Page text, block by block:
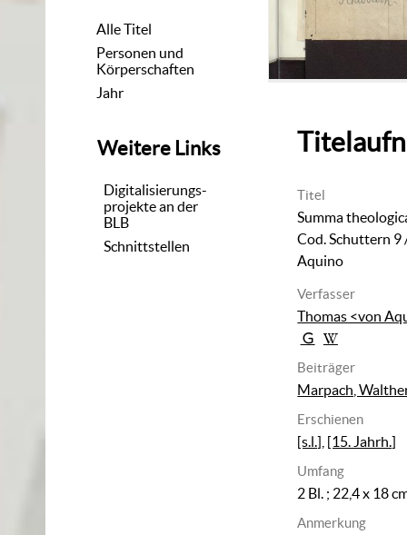
Alle Titel
Personen und
Körperschaften
Jahr
Weitere Links
Digitalisierungs-
projekte an der
BLB
Schnittstellen
Titel
Summa
Cod. Schuttern 9
Aquino
Verfasser
Thomas <von
Beiträger
Marpach,
Erschienen
[s.l.] [15. Jahrh.]
Umfang
2 Bl. ; 22,4 x 18
Anmerkung